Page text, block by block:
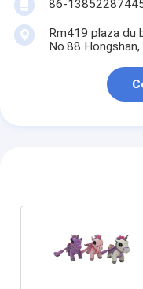
86-
Rm419 plaza du
No.88 Hongshan,